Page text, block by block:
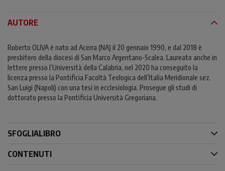
AUTORE
Roberto OLIVA è nato ad Acerra (NA) il 20 gennaio 1990, e dal 2018 è
presbitero della diocesi di San Marco Argentano-Scalea. Laureato anche in
lettere presso l’Università della Calabria, nel 2020 ha conseguito la
licenza presso la Pontificia Facoltà Teologica dell’Italia Meridionale sez.
San Luigi (Napoli) con una tesi in ecclesiologia. Prosegue gli studi di
dottorato presso la Pontificia Università Gregoriana.
SFOGLIALIBRO
CONTENUTI